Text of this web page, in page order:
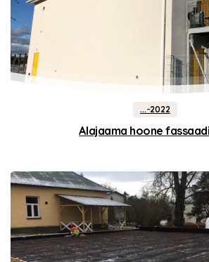
...-2022
Alajaama hoone